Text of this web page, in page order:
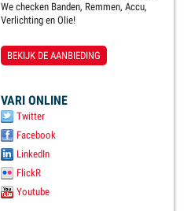
We checken Banden, Remmen, Accu,
Verlichting en Olie!
BEKIJK DE AANBIEDING
VARI ONLINE
Twitter
Facebook
LinkedIn
FlickR
Youtube